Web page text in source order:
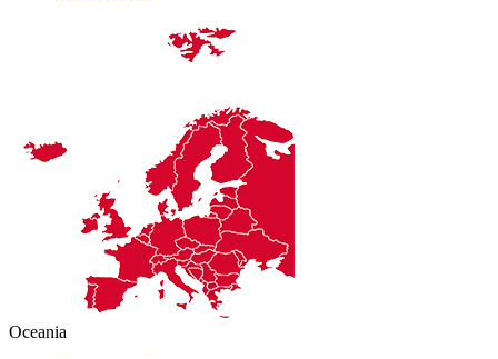
Oceania